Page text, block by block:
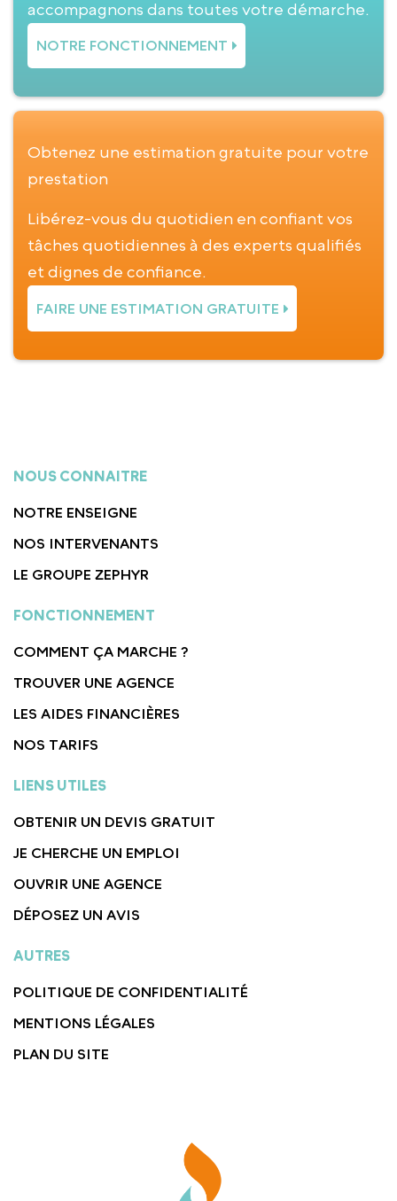
accompagnons dans toutes votre démarche.
NOTRE FONCTIONNEMENT
Obtenez une estimation gratuite pour votre
prestation
Libérez-vous du quotidien en confiant vos
tâches quotidiennes à des experts qualifiés
et dignes de confiance.
FAIRE UNE ESTIMATION GRATUITE
NOUS CONNAITRE
NOTRE ENSEIGNE
NOS INTERVENANTS
LE GROUPE ZEPHYR
FONCTIONNEMENT
COMMENT ÇA MARCHE ?
TROUVER UNE AGENCE
LES AIDES FINANCIÈRES
NOS TARIFS
LIENS UTILES
OBTENIR UN DEVIS GRATUIT
JE CHERCHE UN EMPLOI
OUVRIR UNE AGENCE
DÉPOSEZ UN AVIS
AUTRES
POLITIQUE DE CONFIDENTIALITÉ
MENTIONS LÉGALES
PLAN DU SITE